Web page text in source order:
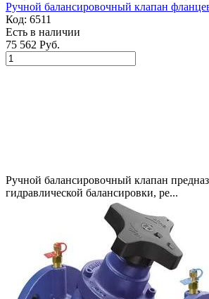
Ручной балансировочный клапан
Код: 6511
Есть в наличии
75 562 Руб.
Ручной балансировочный клапан
гидравлической балансировки, ре...